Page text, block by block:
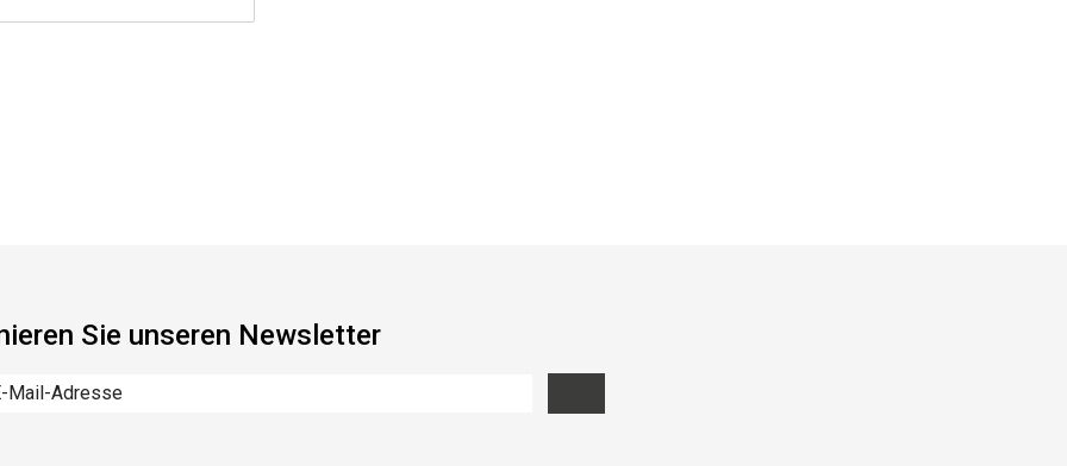
Sie unseren Newsletter